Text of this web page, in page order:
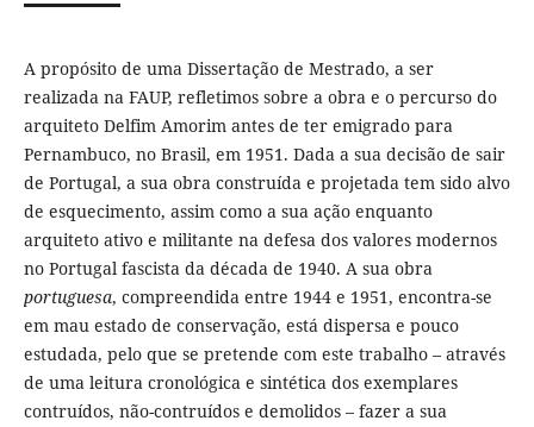
A propósito de uma Dissertação de Mestrado, a ser
realizada na FAUP, refletimos sobre a obra e o percurso do
arquiteto Delfim Amorim antes de ter emigrado para
Pernambuco, no Brasil, em 1951. Dada a sua decisão de sair
de Portugal, a sua obra construída e projetada tem sido alvo
de esquecimento, assim como a sua ação enquanto
arquiteto ativo e militante na defesa dos valores modernos
no Portugal fascista da década de 1940. A sua obra
portuguesa, compreendida entre 1944 e 1951, encontra-se
em mau estado de conservação, está dispersa e pouco
estudada, pelo que se pretende com este trabalho – através
de uma leitura cronológica e sintética dos exemplares
contruídos, não-contruídos e demolidos – fazer a sua